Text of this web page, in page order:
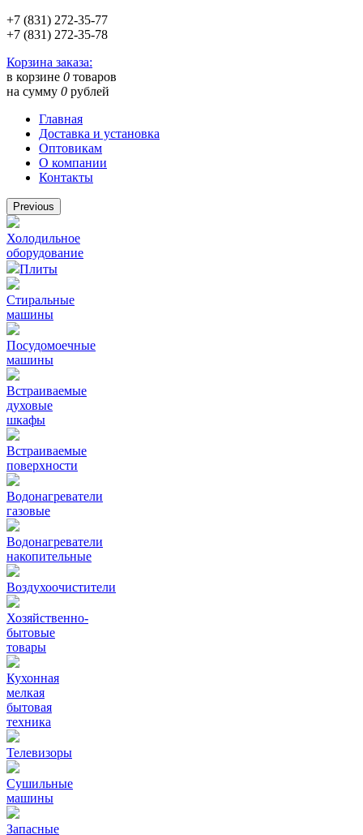
+7 (831) 272-35-77
+7 (831) 272-35-78
Корзина заказа:
в корзине 0 товаров
на сумму 0 рублей
Главная
Доставка и установка
Оптовикам
О компании
Контакты
Previous
Холодильное
оборудование
Плиты
Стиральные
машины
Посудомоечные
машины
Встраиваемые
духовые
шкафы
Встраиваемые
поверхности
Водонагреватели
газовые
Водонагреватели
накопительные
Воздухоочистители
Хозяйственно-
бытовые
товары
Кухонная
мелкая
бытовая
техника
Телевизоры
Сушильные
машины
Запасные